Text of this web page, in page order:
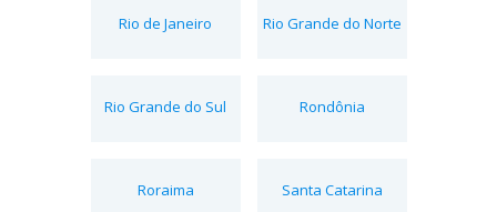
Rio de Janeiro Rio Grande do Norte
Rio Grande do Sul Rondônia
Roraima Santa Catarina